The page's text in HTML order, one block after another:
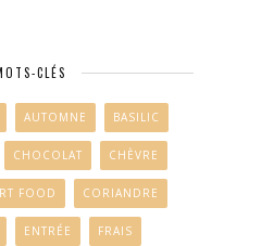
CLÉS
AUTOMNE BASILIC
CHOCOLAT CHÈVRE
FOOD CORIANDRE
ENTRÉE FRAIS